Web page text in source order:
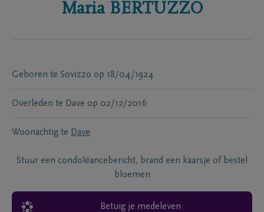
Maria BERTUZZO
Geboren te Sovizzo op 18/04/1924
Overleden te Dave op 02/12/2016
Woonachtig te Dave
Stuur een condoléancebericht, brand een kaarsje of bestel
bloemen
Betuig je medeleven